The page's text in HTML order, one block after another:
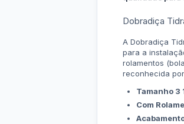
Dobradiça
A Dobradiça
para a
rolamentos
reconhecida
Tamanho 3
Com